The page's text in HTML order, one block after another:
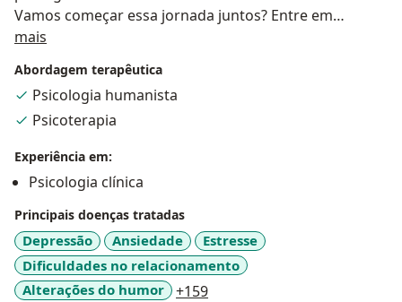
Vamos começar essa jornada juntos? Entre em
contato para agendar seu atendimento online.
mais
Abordagem terapêutica
Psicologia humanista
Psicoterapia
Experiência em:
Psicologia clínica
Principais doenças tratadas
Depressão Ansiedade
Estresse
Dificuldades no relacionamento
Alterações do humor
+159a11y_sr_more_diseases